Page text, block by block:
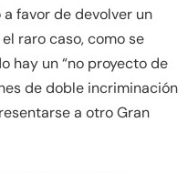
favor de devolver un
raro caso, como se
hay un “no proyecto de
de doble incriminación
a otro Gran